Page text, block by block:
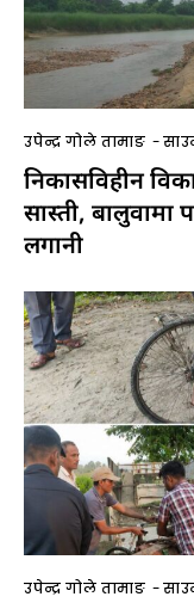
उपेन्द्र गोले तामाङ -
निकासविहीन
सास्ती, बालुवामा
लगानी
उपेन्द्र गोले तामाङ -